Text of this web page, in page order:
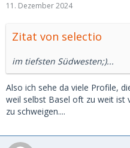
11. Dezember 2024
Zitat von selectio
im tiefsten Südwesten;)...
Also ich sehe da viele Profile,
weil selbst Basel oft zu weit ist
zu schweigen....